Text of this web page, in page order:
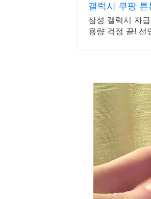
갤럭시 쿠팡
삼성 갤럭시 자
용량 걱정 끝! 선